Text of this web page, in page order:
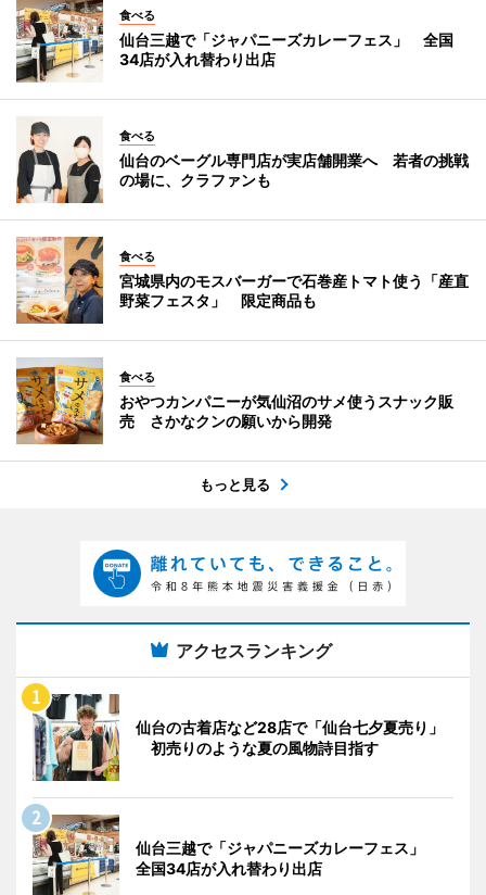
食べる
仙台三越で「ジャパニーズカレーフェス」 全国
34店が入れ替わり出店
食べる
仙台のベーグル専門店が実店舗開業へ 若者の挑戦
の場に、クラファンも
食べる
宮城県内のモスバーガーで石巻産トマト使う「産直
野菜フェスタ」 限定商品も
食べる
おやつカンパニーが気仙沼のサメ使うスナック販
売 さかなクンの願いから開発
もっと見る
アクセスランキング
仙台の古着店など28店で「仙台七夕夏売り」
初売りのような夏の風物詩目指す
仙台三越で「ジャパニーズカレーフェス」
全国34店が入れ替わり出店